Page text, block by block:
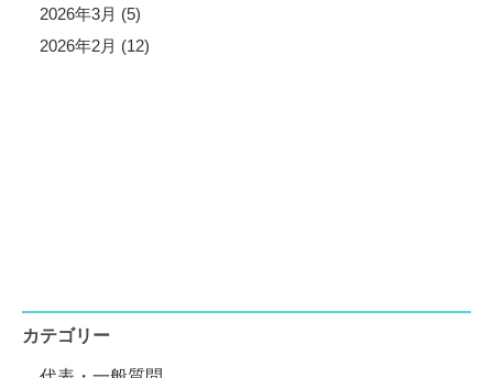
2026年3月 (5)
2026年2月 (12)
カテゴリー